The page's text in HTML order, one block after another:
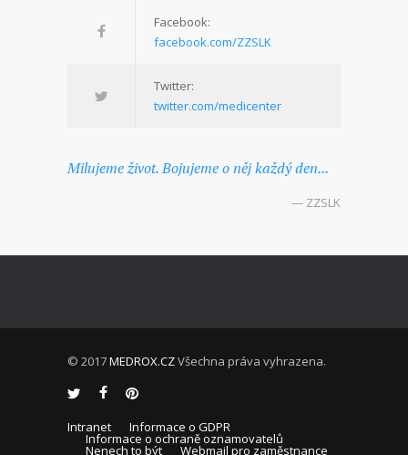
Facebook:
facebook.com/ZZSLK
Twitter:
twitter.com/medicenter
Milujeme život. Bojujeme o něj každý den...
— ZZSLK
© 2017MEDROX.CZVšechna práva vyhrazena.
Intranet Informace o GDPR
Informace o ochraně oznamovatelů
Nenech to být Webmail pro zaměstnance